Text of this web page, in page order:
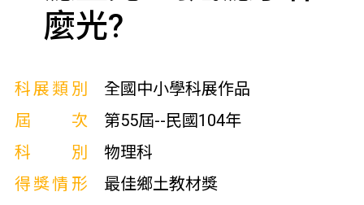
麼光?
科展類別
全國中小學科展作品
屆次
第55屆--民國104年
科別
物理科
得獎情形
最佳鄉土教材獎